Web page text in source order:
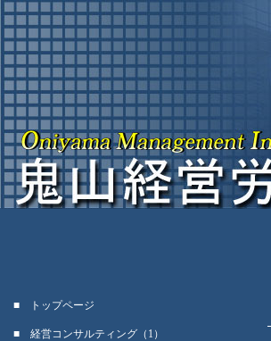
■ トップページ
■ 経営コンサルティング（1）